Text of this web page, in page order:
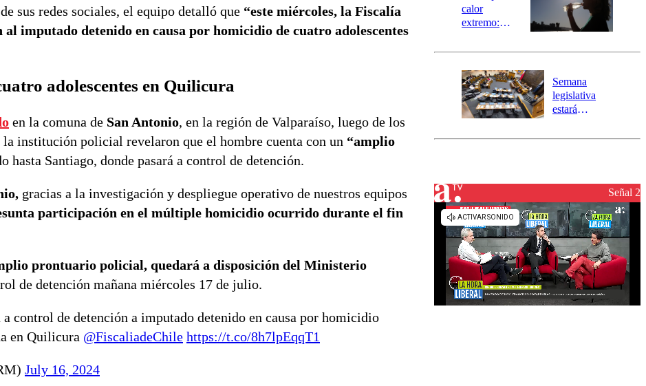
sus redes sociales, el equipo detalló que “este miércoles, la Fiscalía
imputado detenido en causa por homicidio de cuatro adolescentes
adolescentes en Quilicura
en la comuna de San Antonio, en la región de Valparaíso, luego de los
institución policial revelaron que el hombre cuenta con un “amplio
hasta Santiago, donde pasará a control de detención.
gracias a la investigación y despliegue operativo de nuestros equipos
participación en el múltiple homicidio ocurrido durante el fin
prontuario policial, quedará a disposición del Ministerio
de detención mañana miércoles 17 de julio.
a control de detención a imputado detenido en causa por homicidio
en Quilicura @FiscaliadeChile https://t.co/8h7lpEqqT1
July 16, 2024
calor
extremo:
activa Alerta
Preventiva en
tres comunas
Semana
legislativa
estará
el fin de la
reconstrucciónSeñal 2